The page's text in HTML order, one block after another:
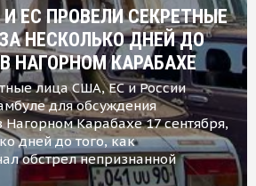
ЕС ПРОВЕЛИ СЕКРЕТНЫЕ
НЕСКОЛЬКО ДНЕЙ ДО
НАГОРНОМ КАРАБАХЕ
лица США, ЕС и России
для обсуждения
Нагорном Карабахе 17 сентября,
дней до того, как
обстрел непризнанной